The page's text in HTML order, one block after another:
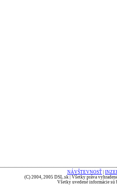
NÁVŠTEVNOSŤ
(C) 2004, 2005 DSL.sk | Všetky práva
Všetky uvedené informácie sú